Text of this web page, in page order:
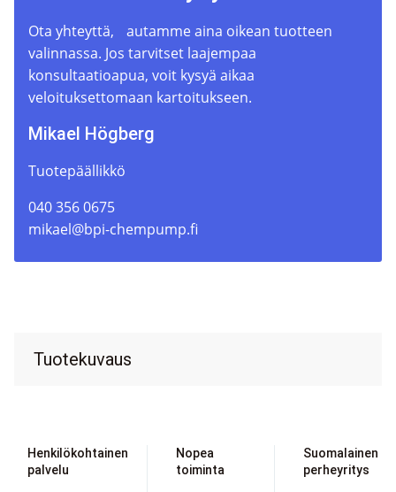
Ota yhteyttä, autamme aina oikean tuotteen
valinnassa. Jos tarvitset laajempaa
konsultaatioapua, voit kysyä aikaa
veloituksettomaan kartoitukseen.
Mikael Högberg
Tuotepäällikkö
040 356 0675
mikael@bpi-chempump.fi
Tuotekuvaus
Henkilökohtainen
palvelu
Nopea
toiminta
Suomalainen
perheyritys